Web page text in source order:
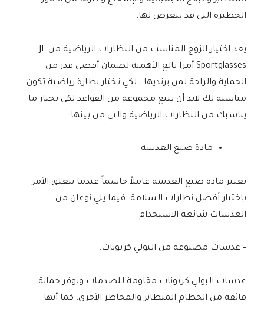
الخطيرة التي قد تتعرض لها.
يعد اختيار الزوج المناسب من النظارات الرياضية من JL
Sportglasses أمرا بالغ الأهمية لضمان أقصى قدر من
الحماية والراحة لمن يرتديها.، لكي تختار نظارة رياضية تكون
مناسبة لك لابد أن تتبع مجموعة من القواعد لكي تختار ما
يناسبك من النظارات الرياضية والتي من بينها:
مادة صنع العدسة
تعتبر مادة صنع العدسة عاملاً حاسماً عندما يتعلق الأمر
بإختيار أفضل نظارات السلامة. فيما يلي نوعان من
العدسات شائعة الاستخدام:
– عدسات مصنوعة من البولي كربونات:
عدسات البولي كربونات مقاومة للصدمات وتوفر حماية
فائقة من الحطام المتطاير والمخاطر الأخرى. كما أنها